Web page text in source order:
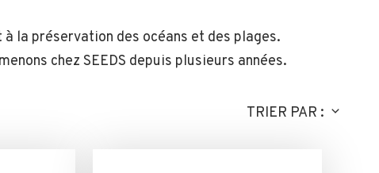
la préservation des océans et des plages.
chez SEEDS depuis plusieurs années.
TRIER PAR :